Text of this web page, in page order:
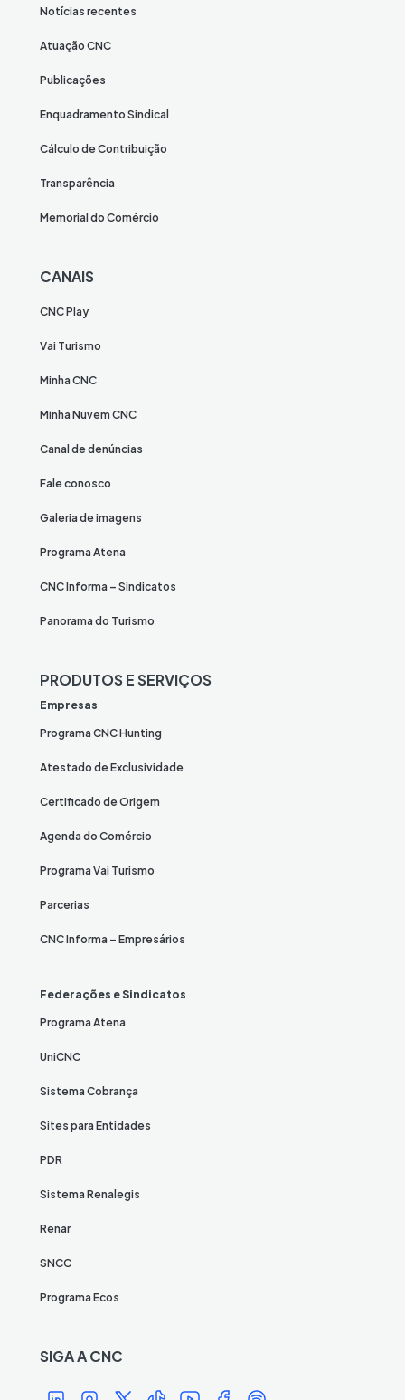
Notícias recentes
Atuação CNC
Publicações
Enquadramento Sindical
Cálculo de Contribuição
Transparência
Memorial do Comércio
CANAIS
CNC Play
Vai Turismo
Minha CNC
Minha Nuvem CNC
Canal de denúncias
Fale conosco
Galeria de imagens
Programa Atena
CNC Informa – Sindicatos
Panorama do Turismo
PRODUTOS E SERVIÇOS
Empresas
Programa CNC Hunting
Atestado de Exclusividade
Certificado de Origem
Agenda do Comércio
Programa Vai Turismo
Parcerias
CNC Informa – Empresários
Federações e Sindicatos
Programa Atena
UniCNC
Sistema Cobrança
Sites para Entidades
PDR
Sistema Renalegis
Renar
SNCC
Programa Ecos
SIGA A CNC
Í Í Í Í Í Í Í